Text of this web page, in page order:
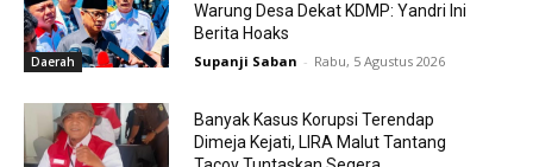
Daerah
Warung Desa Dekat KDMP: Yandri Ini
Berita Hoaks
Supanji Saban - Rabu, 5 Agustus 2026
Banyak Kasus Korupsi Terendap
Dimeja Kejati, LIRA Malut Tantang